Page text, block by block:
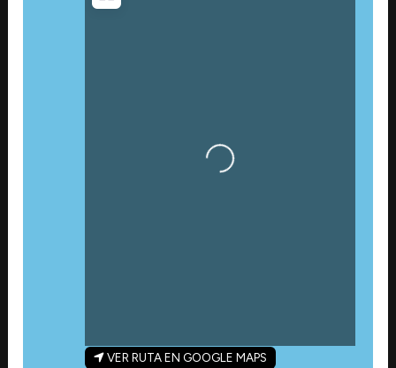
Cargando…
VER RUTA EN GOOGLE MAPS